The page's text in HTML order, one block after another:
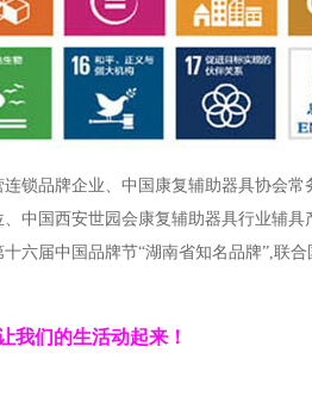
锁品牌企业、中国康复辅助器具协会
中国西安世园会康复辅助器具行业辅
六届中国品牌节“湖南省知名品牌”,联
我们的生活动起来！